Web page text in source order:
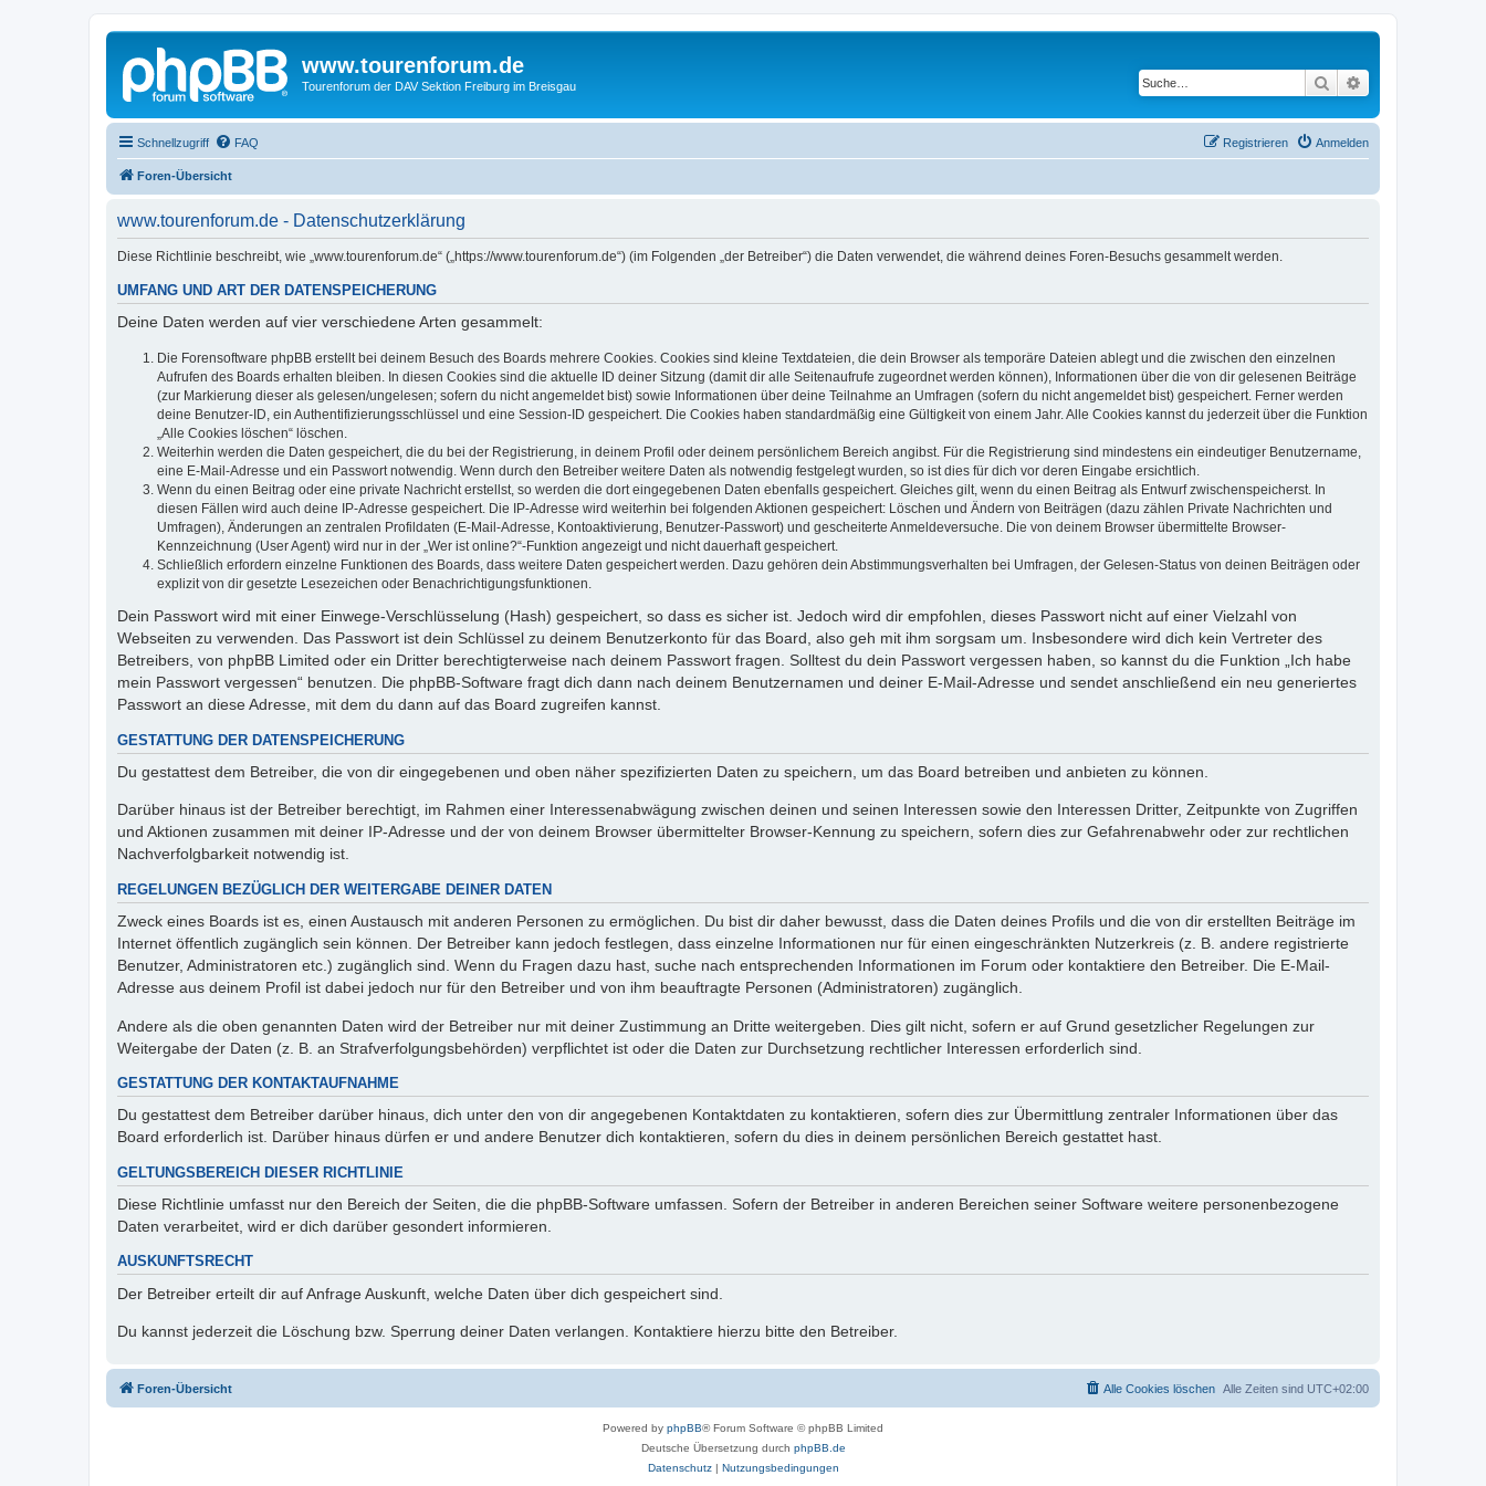
www.tourenforum.de
Tourenforum der DAV Sektion Freiburg im Breisgau Suche
Schnellzugriff FAQ Anmelden
Registrieren
Foren-Übersicht
www.tourenforum.de - Datenschutzerklärung
Diese Richtlinie beschreibt, wie „www.tourenforum.de“ („https://www.tourenforum.de“) (im Folgenden „der Betreiber“) die Daten verwendet, die während deines Foren-Besuchs gesammelt werden.
UMFANG UND ART DER DATENSPEICHERUNG
Deine Daten werden auf vier verschiedene Arten gesammelt:
Die Forensoftware phpBB erstellt bei deinem Besuch des Boards mehrere Cookies. Cookies sind kleine Textdateien, die dein Browser als temporäre Dateien ablegt und die zwischen den einzelnen
Aufrufen des Boards erhalten bleiben. In diesen Cookies sind die aktuelle ID deiner Sitzung (damit dir alle Seitenaufrufe zugeordnet werden können), Informationen über die von dir gelesenen Beiträge
(zur Markierung dieser als gelesen/ungelesen; sofern du nicht angemeldet bist) sowie Informationen über deine Teilnahme an Umfragen (sofern du nicht angemeldet bist) gespeichert. Ferner werden
deine Benutzer-ID, ein Authentifizierungsschlüssel und eine Session-ID gespeichert. Die Cookies haben standardmäßig eine Gültigkeit von einem Jahr. Alle Cookies kannst du jederzeit über die Funktion
„Alle Cookies löschen“ löschen.
Weiterhin werden die Daten gespeichert, die du bei der Registrierung, in deinem Profil oder deinem persönlichem Bereich angibst. Für die Registrierung sind mindestens ein eindeutiger Benutzername,
eine E-Mail-Adresse und ein Passwort notwendig. Wenn durch den Betreiber weitere Daten als notwendig festgelegt wurden, so ist dies für dich vor deren Eingabe ersichtlich.
Wenn du einen Beitrag oder eine private Nachricht erstellst, so werden die dort eingegebenen Daten ebenfalls gespeichert. Gleiches gilt, wenn du einen Beitrag als Entwurf zwischenspeicherst. In
diesen Fällen wird auch deine IP-Adresse gespeichert. Die IP-Adresse wird weiterhin bei folgenden Aktionen gespeichert: Löschen und Ändern von Beiträgen (dazu zählen Private Nachrichten und
Umfragen), Änderungen an zentralen Profildaten (E-Mail-Adresse, Kontoaktivierung, Benutzer-Passwort) und gescheiterte Anmeldeversuche. Die von deinem Browser übermittelte Browser-
Kennzeichnung (User Agent) wird nur in der „Wer ist online?“-Funktion angezeigt und nicht dauerhaft gespeichert.
Schließlich erfordern einzelne Funktionen des Boards, dass weitere Daten gespeichert werden. Dazu gehören dein Abstimmungsverhalten bei Umfragen, der Gelesen-Status von deinen Beiträgen oder
explizit von dir gesetzte Lesezeichen oder Benachrichtigungsfunktionen.
Dein Passwort wird mit einer Einwege-Verschlüsselung (Hash) gespeichert, so dass es sicher ist. Jedoch wird dir empfohlen, dieses Passwort nicht auf einer Vielzahl von
Webseiten zu verwenden. Das Passwort ist dein Schlüssel zu deinem Benutzerkonto für das Board, also geh mit ihm sorgsam um. Insbesondere wird dich kein Vertreter des
Betreibers, von phpBB Limited oder ein Dritter berechtigterweise nach deinem Passwort fragen. Solltest du dein Passwort vergessen haben, so kannst du die Funktion „Ich habe
mein Passwort vergessen“ benutzen. Die phpBB-Software fragt dich dann nach deinem Benutzernamen und deiner E-Mail-Adresse und sendet anschließend ein neu generiertes
Passwort an diese Adresse, mit dem du dann auf das Board zugreifen kannst.
GESTATTUNG DER DATENSPEICHERUNG
Du gestattest dem Betreiber, die von dir eingegebenen und oben näher spezifizierten Daten zu speichern, um das Board betreiben und anbieten zu können.
Darüber hinaus ist der Betreiber berechtigt, im Rahmen einer Interessenabwägung zwischen deinen und seinen Interessen sowie den Interessen Dritter, Zeitpunkte von Zugriffen
und Aktionen zusammen mit deiner IP-Adresse und der von deinem Browser übermittelter Browser-Kennung zu speichern, sofern dies zur Gefahrenabwehr oder zur rechtlichen
Nachverfolgbarkeit notwendig ist.
REGELUNGEN BEZÜGLICH DER WEITERGABE DEINER DATEN
Zweck eines Boards ist es, einen Austausch mit anderen Personen zu ermöglichen. Du bist dir daher bewusst, dass die Daten deines Profils und die von dir erstellten Beiträge im
Internet öffentlich zugänglich sein können. Der Betreiber kann jedoch festlegen, dass einzelne Informationen nur für einen eingeschränkten Nutzerkreis (z. B. andere registrierte
Benutzer, Administratoren etc.) zugänglich sind. Wenn du Fragen dazu hast, suche nach entsprechenden Informationen im Forum oder kontaktiere den Betreiber. Die E-Mail-
Adresse aus deinem Profil ist dabei jedoch nur für den Betreiber und von ihm beauftragte Personen (Administratoren) zugänglich.
Andere als die oben genannten Daten wird der Betreiber nur mit deiner Zustimmung an Dritte weitergeben. Dies gilt nicht, sofern er auf Grund gesetzlicher Regelungen zur
Weitergabe der Daten (z. B. an Strafverfolgungsbehörden) verpflichtet ist oder die Daten zur Durchsetzung rechtlicher Interessen erforderlich sind.
GESTATTUNG DER KONTAKTAUFNAHME
Du gestattest dem Betreiber darüber hinaus, dich unter den von dir angegebenen Kontaktdaten zu kontaktieren, sofern dies zur Übermittlung zentraler Informationen über das
Board erforderlich ist. Darüber hinaus dürfen er und andere Benutzer dich kontaktieren, sofern du dies in deinem persönlichen Bereich gestattet hast.
GELTUNGSBEREICH DIESER RICHTLINIE
Diese Richtlinie umfasst nur den Bereich der Seiten, die die phpBB-Software umfassen. Sofern der Betreiber in anderen Bereichen seiner Software weitere personenbezogene
Daten verarbeitet, wird er dich darüber gesondert informieren.
AUSKUNFTSRECHT
Der Betreiber erteilt dir auf Anfrage Auskunft, welche Daten über dich gespeichert sind.
Du kannst jederzeit die Löschung bzw. Sperrung deiner Daten verlangen. Kontaktiere hierzu bitte den Betreiber.
Foren-Übersicht Alle Zeiten sind UTC+02:00
Alle Cookies löschen
Powered by phpBB® Forum Software © phpBB Limited
Deutsche Übersetzung durch phpBB.de
Datenschutz| Nutzungsbedingungen